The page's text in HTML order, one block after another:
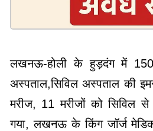
लखनऊ-होली के हुड़दंग में
अस्पताल,सिविल अस्पताल की
मरीज, 11 मरीजों को सिविल से
गया, लखनऊ के किंग जॉर्ज